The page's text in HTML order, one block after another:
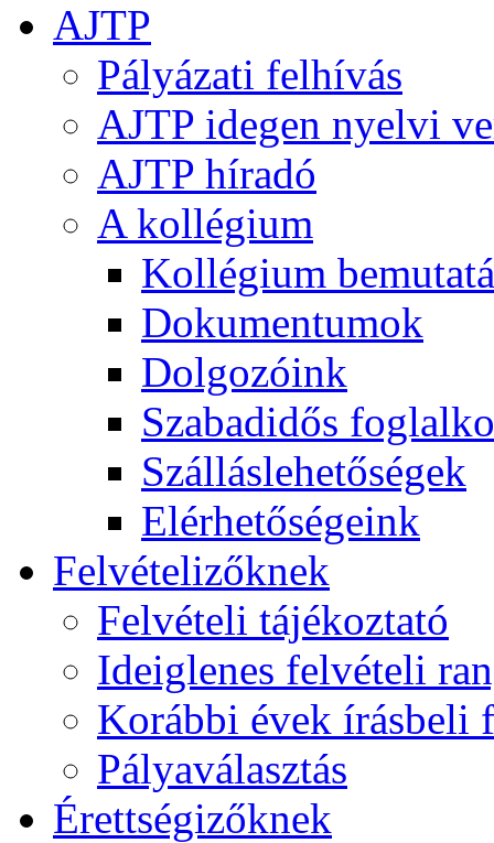
AJTP
Pályázati felhívás
AJTP idegen nyelvi
AJTP híradó
A kollégium
Kollégium
Dokumentumok
Dolgozóink
Szabadidős
Szálláslehetőségek
Elérhetőségeink
Felvételizőknek
Felvételi tájékoztató
Ideiglenes felvételi
Korábbi évek írásbeli
Pályaválasztás
Érettségizőknek